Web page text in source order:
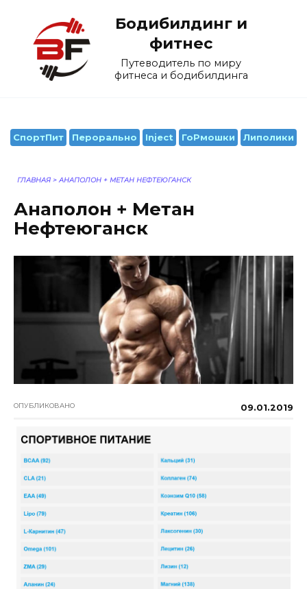
содержанию
Бодибилдинг и
фитнес
Путеводитель по миру
фитнеса и бодибилдинга
СпортПит Перорально Inject ГоРмошки Липолики
ГЛАВНАЯ > АНАПОЛОН + МЕТАН НЕФТЕЮГАНСК
Анаполон + Метан
Нефтеюганск
ОПУБЛИКОВАНО 09.01.2019